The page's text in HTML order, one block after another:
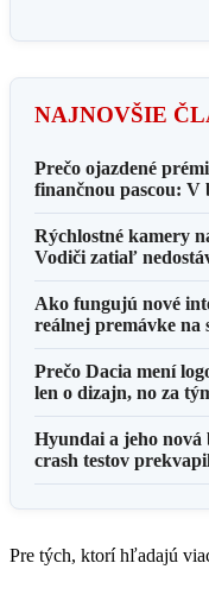
NAJNOVŠIE
Prečo ojazdené
finančnou pascou:
Rýchlostné kamery
Vodiči zatiaľ
Ako fungujú nové
reálnej premávke na
Prečo Dacia mení
len o dizajn, no za
Hyundai a jeho nová
crash testov
Pre tých, ktorí hľadajú